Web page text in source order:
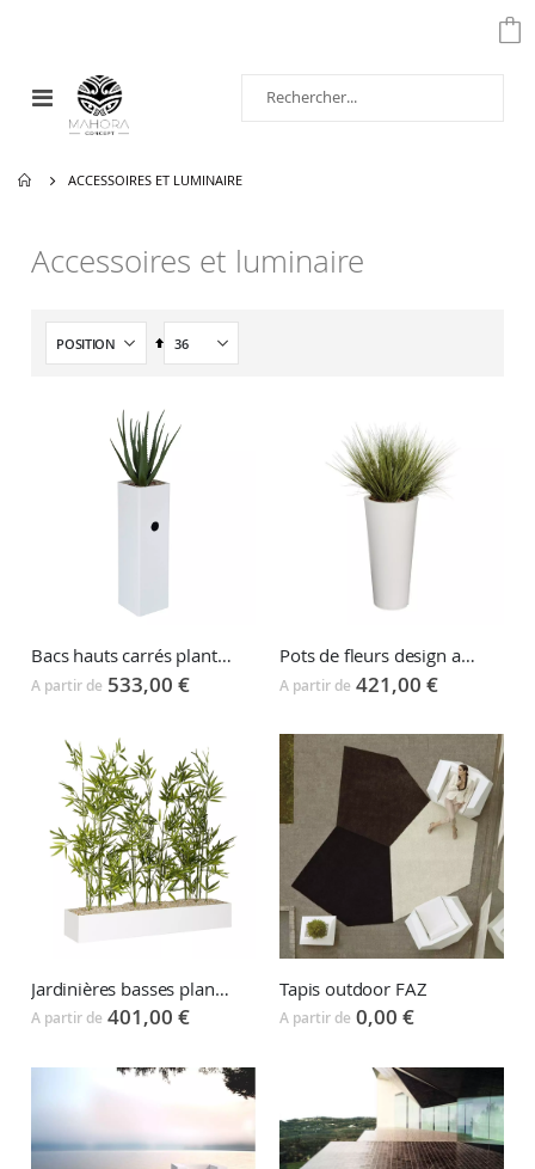
Affichage
navigation
ACCESSOIRES ET LUMINAIRE
Accessoires et luminaire
Par
ordre
Bacs hauts carrés plantes artificielles
A partir de 533,00 €
Pots de fleurs design avec plantes artificielles
A partir de 421,00 €
Jardinières basses plantes artificielles
A partir de 401,00 €
Tapis outdoor FAZ
A partir de 0,00 €